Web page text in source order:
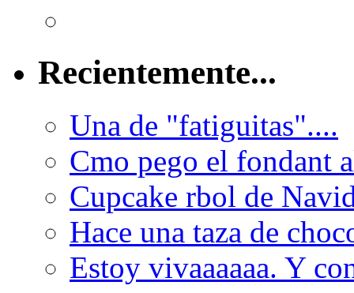
Recientemente...
Una de "fatiguitas"....
Cmo pego el fondant
Cupcake rbol de
Hace una taza de
Estoy vivaaaaaa. Y